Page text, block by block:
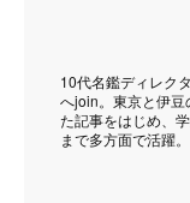
10代名鑑ディレク
へjoin。東京と伊豆
た記事をはじめ、
まで多方面で活躍。